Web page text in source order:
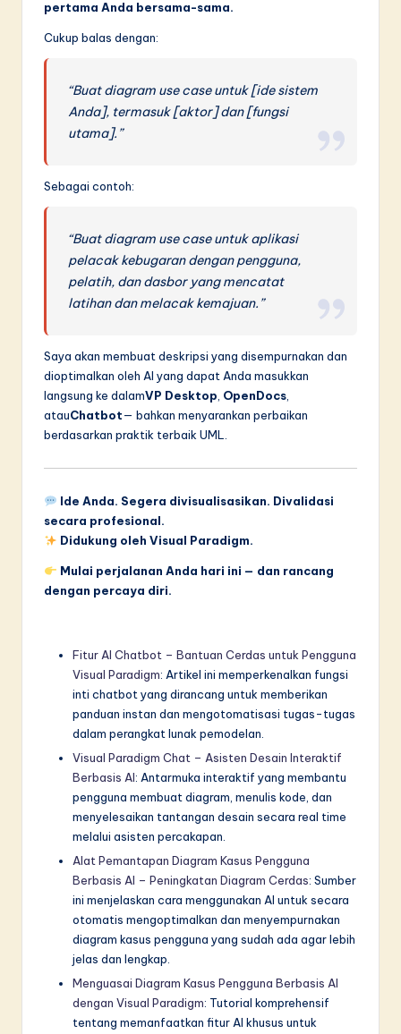
pertama Anda bersama-sama.
Cukup balas dengan:
“Buat diagram use case untuk [ide sistem
Anda], termasuk [aktor] dan [fungsi
utama].”
Sebagai contoh:
“Buat diagram use case untuk aplikasi
pelacak kebugaran dengan pengguna,
pelatih, dan dasbor yang mencatat
latihan dan melacak kemajuan.”
Saya akan membuat deskripsi yang disempurnakan dan
dioptimalkan oleh AI yang dapat Anda masukkan
langsung ke dalamVP Desktop OpenDocs
atauChatbot— bahkan menyarankan perbaikan
berdasarkan praktik terbaik UML.
Ide Anda. Segera divisualisasikan. Divalidasi
secara profesional.
Didukung oleh Visual Paradigm.
Mulai perjalanan Anda hari ini — dan rancang
dengan percaya diri.
Fitur AI Chatbot – Bantuan Cerdas untuk Pengguna
Visual Paradigm: Artikel ini memperkenalkan fungsi
inti chatbot yang dirancang untuk memberikan
panduan instan dan mengotomatisasi tugas-tugas
dalam perangkat lunak pemodelan.
Visual Paradigm Chat – Asisten Desain Interaktif
Berbasis AI: Antarmuka interaktif yang membantu
pengguna membuat diagram, menulis kode, dan
menyelesaikan tantangan desain secara real time
melalui asisten percakapan.
Alat Pemantapan Diagram Kasus Pengguna
Berbasis AI – Peningkatan Diagram Cerdas: Sumber
ini menjelaskan cara menggunakan AI untuk secara
otomatis mengoptimalkan dan menyempurnakan
diagram kasus pengguna yang sudah ada agar lebih
jelas dan lengkap.
Menguasai Diagram Kasus Pengguna Berbasis AI
dengan Visual Paradigm: Tutorial komprehensif
tentang memanfaatkan fitur AI khusus untuk